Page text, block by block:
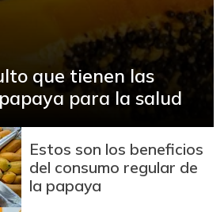
que tienen las
para la salud
Estos son los beneficios
del consumo regular de
la papaya